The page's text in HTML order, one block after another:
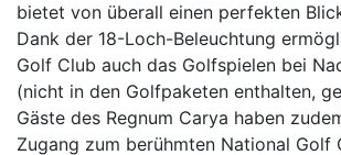
bietet von überall einen perfekten
Dank der 18-Loch-Beleuchtung
Golf Club auch das Golfspielen bei
(nicht in den Golfpaketen enthalten,
Gäste des Regnum Carya haben
Zugang zum berühmten National Golf